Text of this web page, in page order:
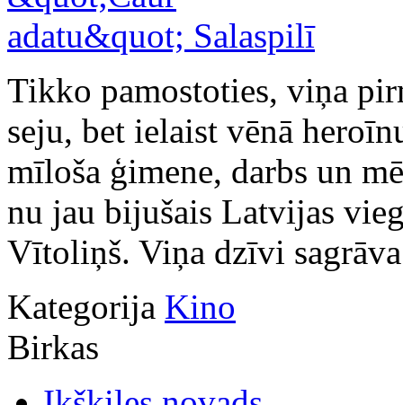
Tikko pamostoties, viņa
seju, bet ielaist vēnā
mīloša ģimene, darbs un
nu jau bijušais Latvijas
Vītoliņš. Viņa dzīvi
Kategorija Kino
Birkas